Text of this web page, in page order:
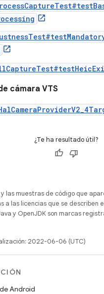
cámara VTS
¿Te ha resultado útil?
y las muestras de código que
a las licencias que se describen
y OpenJDK son marcas
2022-06-06 (UTC)
Android